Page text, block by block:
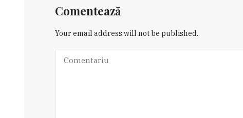
Comentează
Your email address will not be published.